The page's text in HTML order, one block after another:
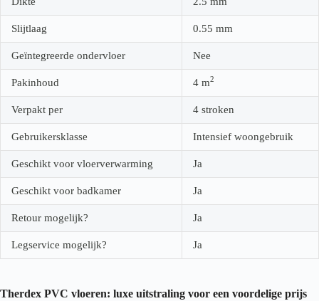
Slijtlaag 0.55 mm
Geïntegreerde ondervloer Nee
Pakinhoud 4 m2
Verpakt per 4 stroken
Gebruikersklasse Intensief woongebruik
Geschikt voor vloerverwarming Ja
Geschikt voor badkamer Ja
Retour mogelijk? Ja
Legservice mogelijk? Ja
Therdex PVC vloeren: luxe uitstraling voor een voordelige prijs